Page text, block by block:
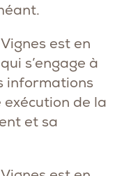
est en
s’engage à
informations
de la
et sa